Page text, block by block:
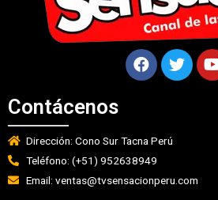
Contácenos
Dirección: Cono Sur Tacna Perú
Teléfono: (+51) 952638949
Email: ventas@tvsensacionperu.com